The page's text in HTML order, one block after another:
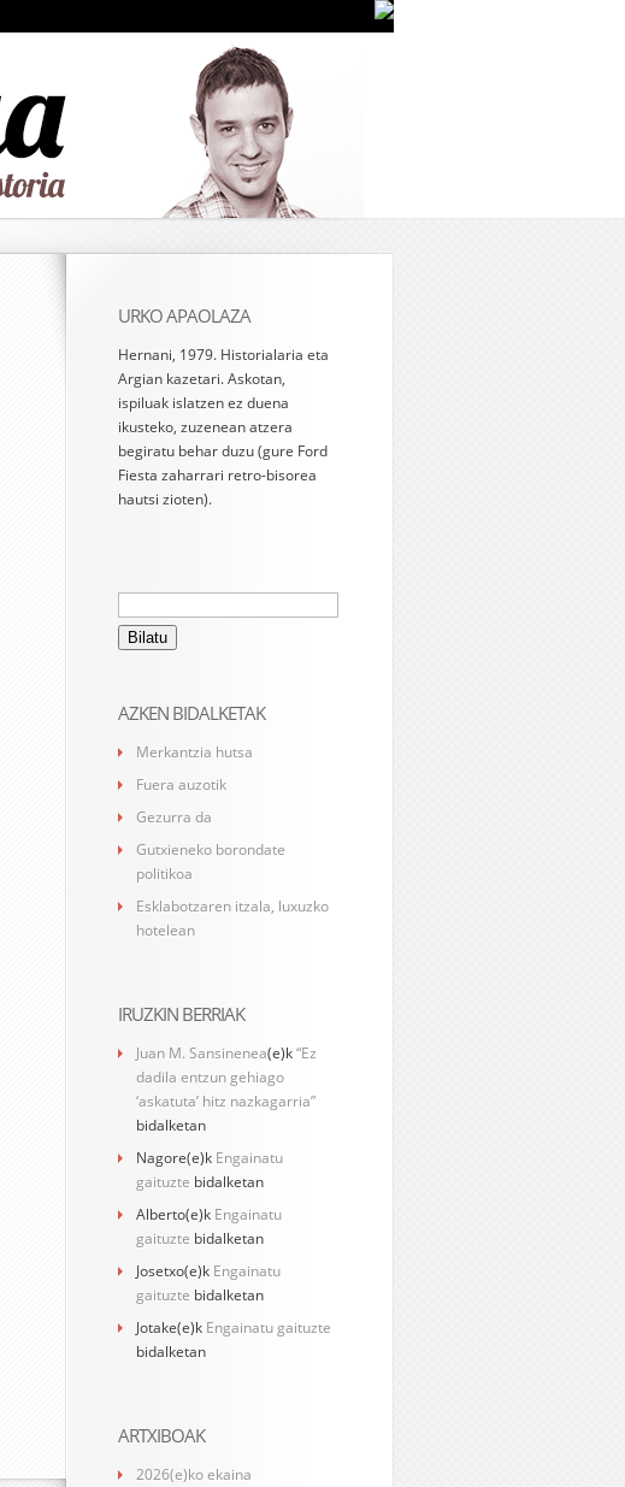
URKO APAOLAZA
Hernani, 1979. Historialaria eta
Argian kazetari. Askotan,
ispiluak islatzen ez duena
ikusteko, zuzenean atzera
begiratu behar duzu (gure Ford
Fiesta zaharrari retro-bisorea
hautsi zioten).
Bilatu:
AZKEN BIDALKETAK
Merkantzia hutsa
Fuera auzotik
Gezurra da
Gutxieneko borondate
politikoa
Esklabotzaren itzala, luxuzko
hotelean
IRUZKIN BERRIAK
Juan M. Sansinenea(e)k“Ez
dadila entzun gehiago
‘askatuta’ hitz nazkagarria”
bidalketan
Nagore(e)k Engainatu
gaituzte bidalketan
Alberto(e)k Engainatu
gaituzte bidalketan
Josetxo(e)k Engainatu
gaituzte bidalketan
Jotake(e)k Engainatu gaituzte
bidalketan
ARTXIBOAK
2026(e)ko ekaina